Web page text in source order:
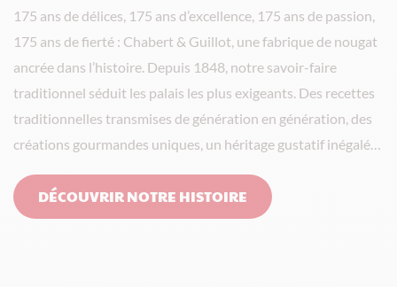
175 ans de délices, 175 ans d’excellence, 175 ans de passion,
175 ans de fierté : Chabert & Guillot, une fabrique de nougat
ancrée dans l’histoire. Depuis 1848, notre savoir-faire
traditionnel séduit les palais les plus exigeants. Des recettes
traditionnelles transmises de génération en génération, des
créations gourmandes uniques, un héritage gustatif inégalé…
DÉCOUVRIR NOTRE HISTOIRE